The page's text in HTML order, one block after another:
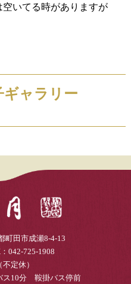
いてる時がありますが
ギャラリー
町田市成瀬8-4-13
042-725-1908
定休）
ス10分 鞍掛バス停前